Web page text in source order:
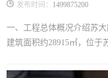
发布时间： 1499875200
一、工程总体概况介绍苏
建筑面积约28915㎡，位于
元。室外装饰内容包括：